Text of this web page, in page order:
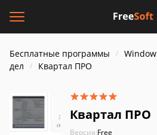
Бесплатные программы
дел
Квартал ПРО
Квартал ПРО
Версия:Free